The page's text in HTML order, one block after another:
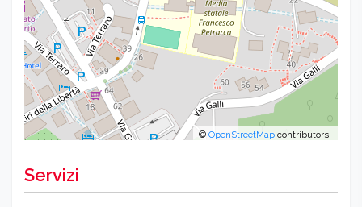
©OpenStreetMap contributors.
Servizi